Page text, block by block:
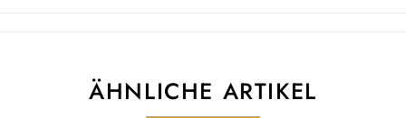
ÄHNLICHE ARTIKEL